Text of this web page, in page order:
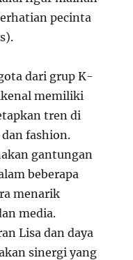
pecinta
dari grup K-
memiliki
tren di
fashion.
gantungan
beberapa
menarik
media.
Lisa dan daya
sinergi yang